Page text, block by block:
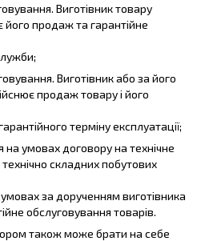
Виготівник товару
продаж та гарантійне
Виготівник або за його
продаж товару і його
терміну експлуатації;
на умовах договору на технічне
складних побутових
за дорученням виготівника
обслуговування товарів.
також може брати на себе